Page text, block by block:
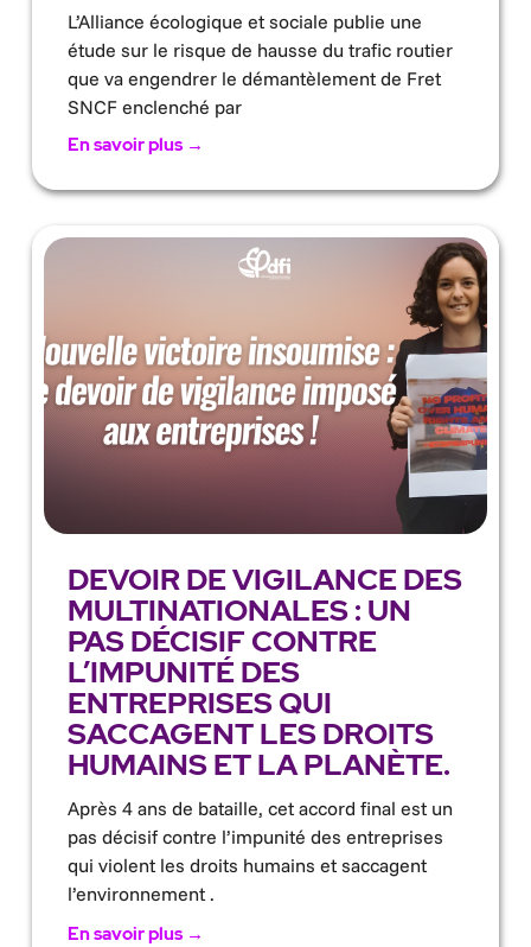
L’Alliance écologique et sociale publie une
étude sur le risque de hausse du trafic routier
que va engendrer le démantèlement de Fret
SNCF enclenché par
En savoir plus →
DEVOIR DE VIGILANCE DES
MULTINATIONALES : UN
PAS DÉCISIF CONTRE
L’IMPUNITÉ DES
ENTREPRISES QUI
SACCAGENT LES DROITS
HUMAINS ET LA PLANÈTE.
Après 4 ans de bataille, cet accord final est un
pas décisif contre l’impunité des entreprises
qui violent les droits humains et saccagent
l’environnement .
En savoir plus →